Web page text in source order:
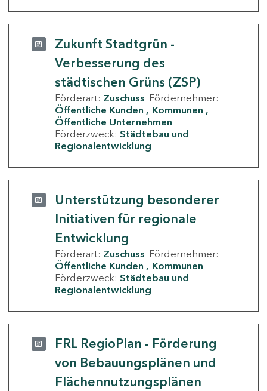
Zukunft Stadtgrün -
Verbesserung des
städtischen Grüns (ZSP)
Förderart: Zuschuss Fördernehmer:
Öffentliche Kunden
Kommunen
Öffentliche Unternehmen
Förderzweck: Städtebau und
Regionalentwicklung
Unterstützung besonderer
Initiativen für regionale
Entwicklung
Förderart: Zuschuss Fördernehmer:
Öffentliche Kunden
Kommunen
Förderzweck: Städtebau und
Regionalentwicklung
FRL RegioPlan - Förderung
von Bebauungsplänen und
Flächennutzungsplänen